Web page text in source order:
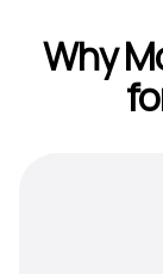
Why